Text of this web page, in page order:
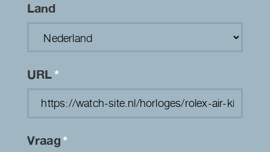
Land
URL*
Vraag*